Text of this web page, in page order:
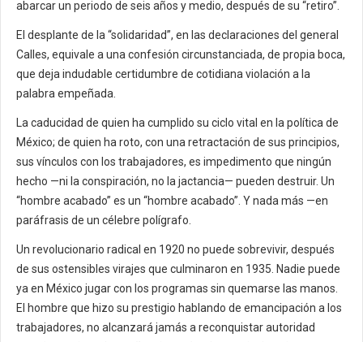
abarcar un periodo de seis años y medio, después de su “retiro”.
El desplante de la “solidaridad”, en las declaraciones del general
Calles, equivale a una confesión circunstanciada, de propia boca,
que deja indudable certidumbre de cotidiana violación a la
palabra empeñada.
La caducidad de quien ha cumplido su ciclo vital en la política de
México; de quien ha roto, con una retractación de sus principios,
sus vínculos con los trabajadores, es impedimento que ningún
hecho —ni la conspiración, no la jactancia— pueden destruir. Un
“hombre acabado” es un “hombre acabado”. Y nada más —en
paráfrasis de un célebre polígrafo.
Un revolucionario radical en 1920 no puede sobrevivir, después
de sus ostensibles virajes que culminaron en 1935. Nadie puede
ya en México jugar con los programas sin quemarse las manos.
El hombre que hizo su prestigio hablando de emancipación a los
trabajadores, no alcanzará jamás a reconquistar autoridad